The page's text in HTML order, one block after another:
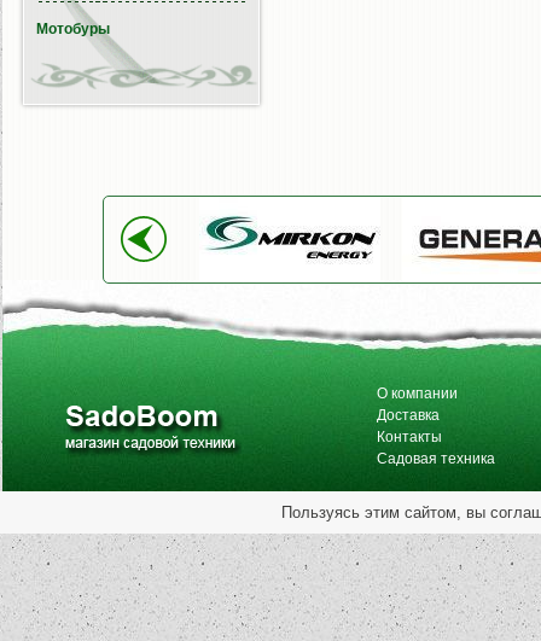
Мотобуры
О компании
Доставка
Контакты
Садовая техника
Пользуясь этим сайтом, вы